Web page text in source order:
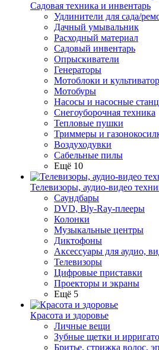
Садовая техника и инвентарь
Удлинители для сада/
Дачный умывальник
Расходный материал
Садовый инвентарь
Опрыскиватели
Генераторы
Мотоблоки и
Мотобуры
Насосы и насосные
Снегоуборочная техника
Тепловые пушки
Триммеры и
Воздуходувки
Сабельные пилы
Ещё 10
Телевизоры, аудио-видео
Саундбары
DVD, Bly-Ray-плееры
Колонки
Музыкальные центры
Диктофоны
Аксессуары для аудио,
Телевизоры
Цифровые приставки
Проекторы и экраны
Ещё 5
Красота и здоровье
Личные вещи
Зубные щетки и
Бритье, стрижка волос,